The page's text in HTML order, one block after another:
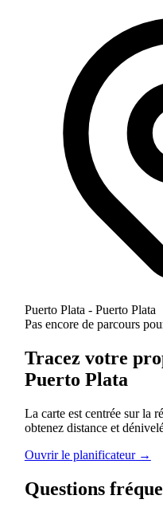
Puerto Plata - Puerto Plata
Pas encore de parcours
Tracez votre
Puerto Plata
La carte est centrée sur la
obtenez distance et
Ouvrir le planificateur →
Questions